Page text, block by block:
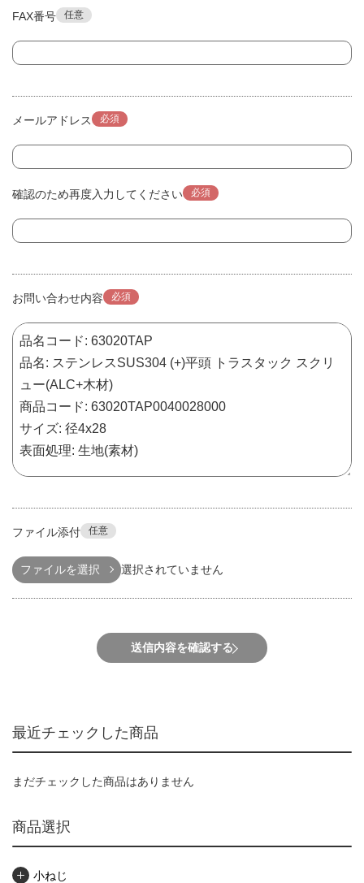
FAX番号 任意
メールアドレス 必須
確認のため再度入力してください 必須
お問い合わせ内容 必須
ファイル添付 任意
ファイルを選択 選択されていません
送信内容を確認する
最近チェックした商品
まだチェックした商品はありません
商品選択
小ねじ